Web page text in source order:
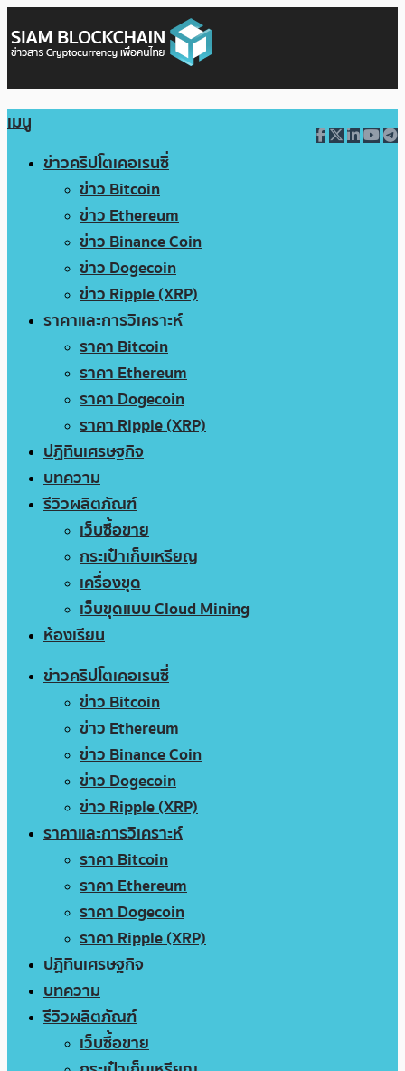
เมนู
ข่าวคริปโตเคอเรนซี่
ข่าว Bitcoin
ข่าว Ethereum
ข่าว Binance Coin
ข่าว Dogecoin
ข่าว Ripple (XRP)
ราคาและการวิเคราะห์
ราคา Bitcoin
ราคา Ethereum
ราคา Dogecoin
ราคา Ripple (XRP)
ปฏิทินเศรษฐกิจ
บทความ
รีวิวผลิตภัณฑ์
เว็บซื้อขาย
กระเป๋าเก็บเหรียญ
เครื่องขุด
เว็บขุดแบบ Cloud Mining
ห้องเรียน
ข่าวคริปโตเคอเรนซี่
ข่าว Bitcoin
ข่าว Ethereum
ข่าว Binance Coin
ข่าว Dogecoin
ข่าว Ripple (XRP)
ราคาและการวิเคราะห์
ราคา Bitcoin
ราคา Ethereum
ราคา Dogecoin
ราคา Ripple (XRP)
ปฏิทินเศรษฐกิจ
บทความ
รีวิวผลิตภัณฑ์
เว็บซื้อขาย